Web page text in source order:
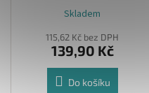
Zlatá
Skladem
115,62 Kč bez DPH
139,90 Kč
Do košíku